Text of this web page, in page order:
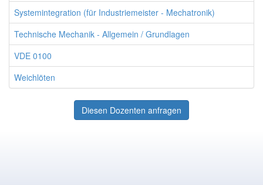
Systemintegration (für Industriemeister - Mechatronik)
Technische Mechanik - Allgemein / Grundlagen
VDE 0100
Weichlöten
Diesen Dozenten anfragen